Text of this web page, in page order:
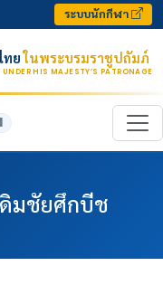
ระบบนักกีฬา
ทยในพระบรมราชูปถัมภ์
· UNDER HIS MAJESTY’S PATRONAGE
ดิมชัยศึกบีช